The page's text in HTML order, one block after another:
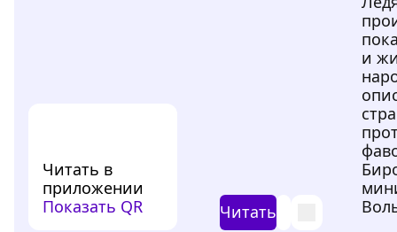
Читать в
приложении
Показать QR
Читать
и